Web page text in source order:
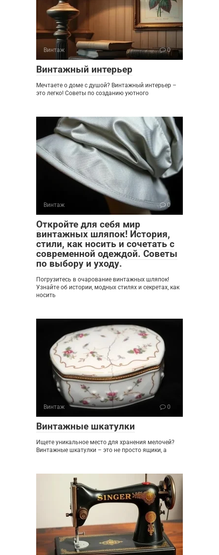
Винтаж 0
Винтажный интерьер
Мечтаете о доме с душой? Винтажный интерьер –
это легко! Советы по созданию уютного
Винтаж 0
Откройте для себя мир
винтажных шляпок! История,
стили, как носить и сочетать с
современной одеждой. Советы
по выбору и уходу.
Погрузитесь в очарование винтажных шляпок!
Узнайте об истории, модных стилях и секретах, как
носить
Винтаж 0
Винтажные шкатулки
Ищете уникальное место для хранения мелочей?
Винтажные шкатулки – это не просто ящики, а